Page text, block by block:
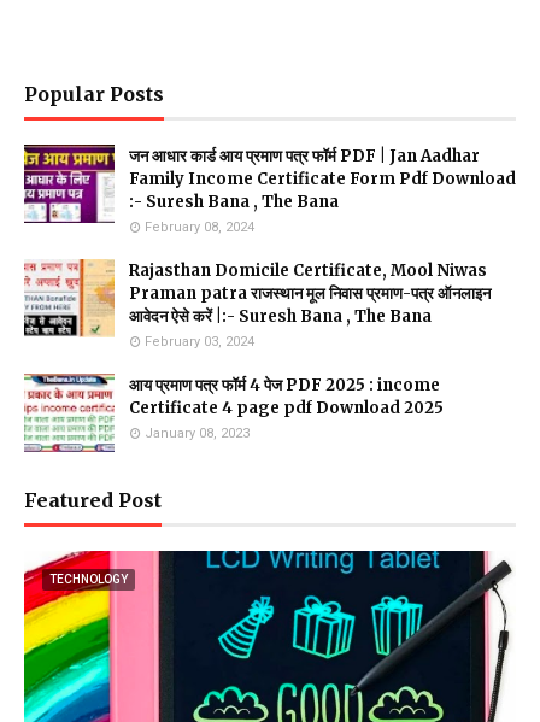
Popular Posts
जन आधार कार्ड आय प्रमाण पत्र फॉर्म PDF | Jan Aadhar
Family Income Certificate Form Pdf Download
:- Suresh Bana , The Bana
February 08, 2024
Rajasthan Domicile Certificate, Mool Niwas
Praman patra राजस्थान मूल निवास प्रमाण-पत्र ऑनलाइन
आवेदन ऐसे करें |:- Suresh Bana , The Bana
February 03, 2024
आय प्रमाण पत्र फॉर्म 4 पेज PDF 2025 : income
Certificate 4 page pdf Download 2025
January 08, 2023
Featured Post
TECHNOLOGY